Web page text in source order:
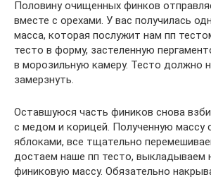
Половину очищенных финков
вместе с орехами. У вас получилась
масса, которая послужит нам пп
тесто в форму, застеленную
в морозильную камеру. Тесто должно
замерзнуть.
Оставшуюся часть фиников снова
с медом и корицей. Полученную массу
яблоками, все тщательно
достаем наше пп тесто, выкладываем
финиковую массу. Обязательно